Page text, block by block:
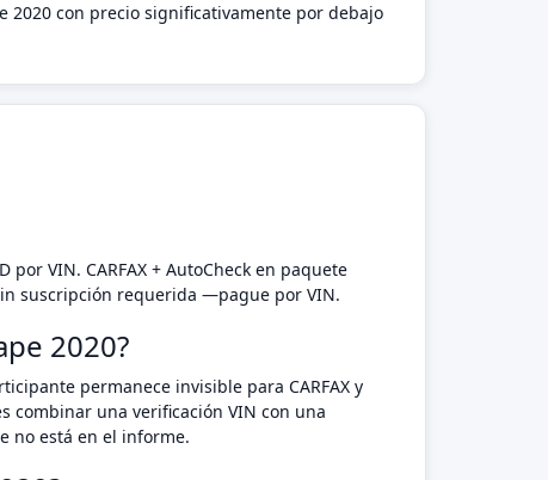
2020 con precio significativamente por debajo
VIN. CARFAX + AutoCheck en paquete
suscripción requerida —pague por VIN.
2020?
permanece invisible para CARFAX y
combinar una verificación VIN con una
no está en el informe.